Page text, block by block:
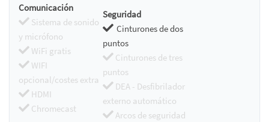
Comunicación
Sistema de sonido
y micrófono
WiFi gratis
WIFI
opcional/costes extra
HDMI
Chromecast
Seguridad
Cinturones de dos
puntos
Cinturones de tres
puntos
DEA - Desfibrilador
externo automático
Arcos de seguridad